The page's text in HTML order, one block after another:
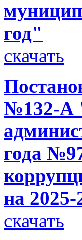
год"
скачать
№132-А
года
на
скачать